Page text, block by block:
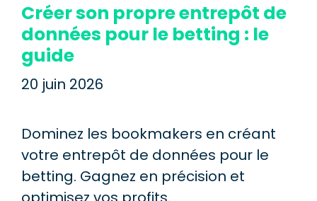
Créer son propre entrepôt de
données pour le betting : le
guide
20 juin 2026
Dominez les bookmakers en créant
votre entrepôt de données pour le
betting. Gagnez en précision et